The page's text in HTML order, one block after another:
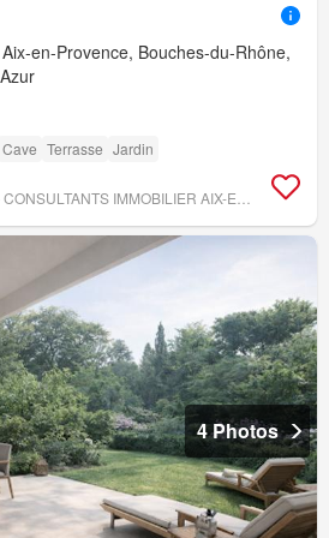
en-Provence, Bouches-du-Rhône,
Cave Terrasse Jardin
4 Photos